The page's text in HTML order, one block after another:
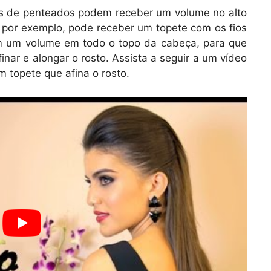
penteados podem receber um volume no alto
exemplo, pode receber um topete com os fios
volume em todo o topo da cabeça, para que
e alongar o rosto. Assista a seguir a um vídeo
topete que afina o rosto.